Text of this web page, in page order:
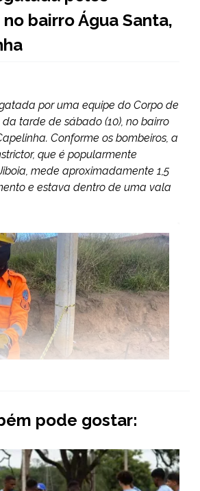
bairro Água Santa,
por uma equipe do Corpo de
da tarde de sábado (10), no bairro
Conforme os bombeiros, a
que é popularmente
mede aproximadamente 1,5
e estava dentro de uma vala
pode gostar: